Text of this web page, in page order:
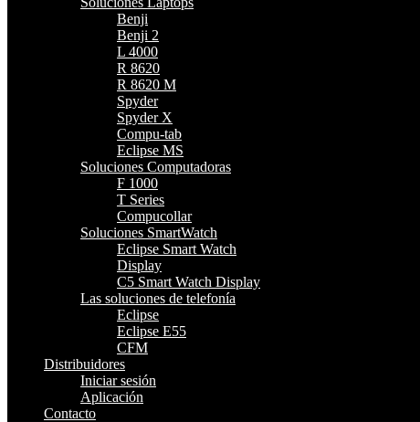
Benji
Benji 2
L 4000
R 8620
R 8620 M
Spyder
Spyder X
Compu-tab
Eclipse MS
Soluciones Computadoras
F 1000
T Series
Compucollar
Soluciones SmartWatch
Eclipse Smart Watch
Display
C5 Smart Watch Display
Las soluciones de telefonía
Eclipse
Eclipse E55
CFM
Distribuidores
Iniciar sesión
Aplicación
Contacto